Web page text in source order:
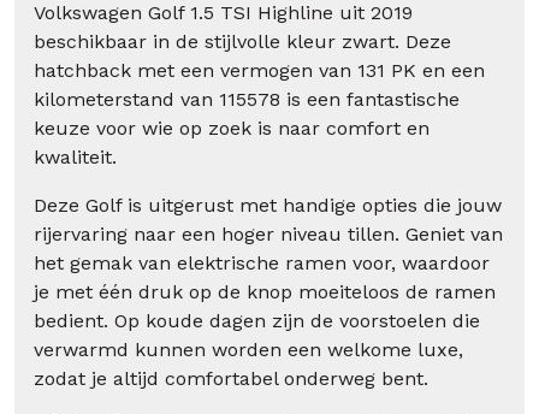
Volkswagen Golf 1.5 TSI Highline uit 2019
beschikbaar in de stijlvolle kleur zwart. Deze
hatchback met een vermogen van 131 PK en een
kilometerstand van 115578 is een fantastische
keuze voor wie op zoek is naar comfort en
kwaliteit.
Deze Golf is uitgerust met handige opties die jouw
rijervaring naar een hoger niveau tillen. Geniet van
het gemak van elektrische ramen voor, waardoor
je met één druk op de knop moeiteloos de ramen
bedient. Op koude dagen zijn de voorstoelen die
verwarmd kunnen worden een welkome luxe,
zodat je altijd comfortabel onderweg bent.